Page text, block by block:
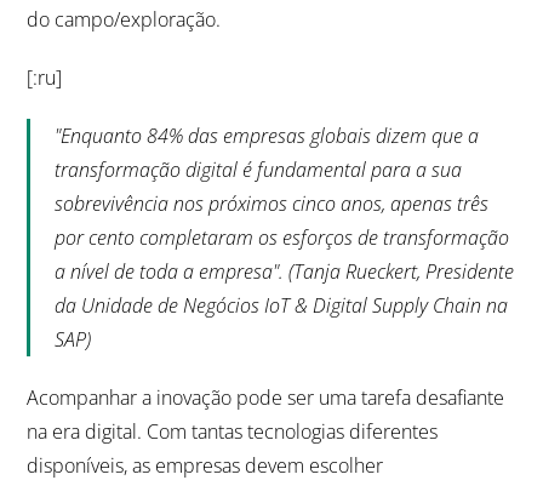
do campo/exploração.
[:ru]
"Enquanto 84% das empresas globais dizem que a
transformação digital é fundamental para a sua
sobrevivência nos próximos cinco anos, apenas três
por cento completaram os esforços de transformação
a nível de toda a empresa". (Tanja Rueckert, Presidente
da Unidade de Negócios IoT & Digital Supply Chain na
SAP)
Acompanhar a inovação pode ser uma tarefa desafiante
na era digital. Com tantas tecnologias diferentes
disponíveis, as empresas devem escolher